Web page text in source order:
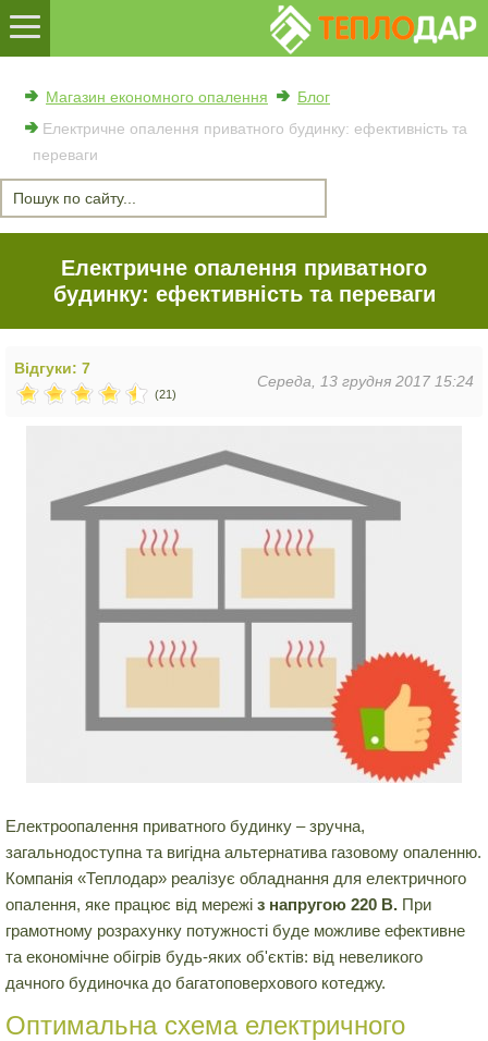
Магазин економного опалення
Блог
Електричне опалення приватного будинку: ефективність та
переваги
Електричне опалення приватного
будинку: ефективність та переваги
Відгуки: 7
(21)
Середа, 13 грудня 2017 15:24
Електроопалення приватного будинку – зручна,
загальнодоступна та вигідна альтернатива газовому опаленню.
Компанія «Теплодар» реалізує обладнання для електричного
опалення, яке працює від мережі з напругою 220 В. При
грамотному розрахунку потужності буде можливе ефективне
та економічне обігрів будь-яких об'єктів: від невеликого
дачного будиночка до багатоповерхового котеджу.
Оптимальна схема електричного